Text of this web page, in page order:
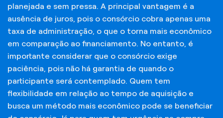
planejada e sem pressa. A principal vantagem é a
ausência de juros, pois o consórcio cobra apenas uma
taxa de administração, o que o torna mais econômico
em comparação ao financiamento. No entanto, é
importante considerar que o consórcio exige
paciência, pois não há garantia de quando o
participante será contemplado. Quem tem
flexibilidade em relação ao tempo de aquisição e
busca um método mais econômico pode se beneficiar